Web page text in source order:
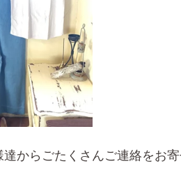
からごたくさんご連絡をお